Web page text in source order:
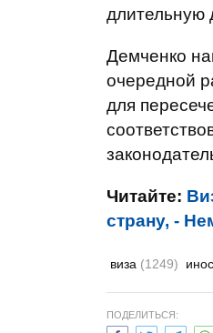
длительную
Демченко
очередной
для
Читайте:
страну, -
виза (1249)
ПОДЕЛИТЬСЯ: